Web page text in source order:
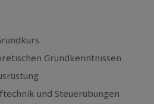
Grundkenntnissen
und Steuerübungen